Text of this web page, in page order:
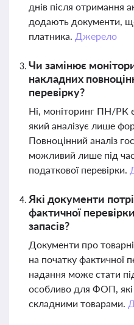
днів після отримання
додають документи,
платника. Джерело
Чи замінює
накладних
перевірку?
Ні, моніторинг ПН/РК
який аналізує лише
Повноцінний аналіз
можливий лише під
податкової перевірки.
Які документи
фактичної
запасів?
Документи про
на початку фактичної
надання може стати
особливо для ФОП, які
складними товарами.